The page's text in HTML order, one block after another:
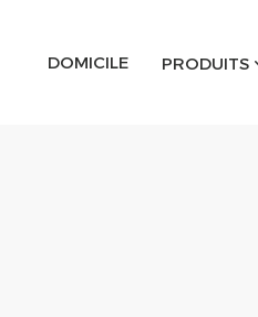
DOMICILE PRODUITS